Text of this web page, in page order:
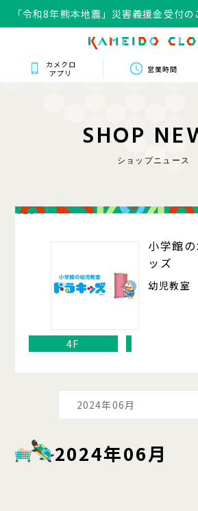
「令和8年熊本地震」災害義援金受付の
カメクロ
アプリ
営業時間
SHOP NE
ショップニュース
420
小学館
ッズ
幼児教室
4F
2024年06月
2024年06月